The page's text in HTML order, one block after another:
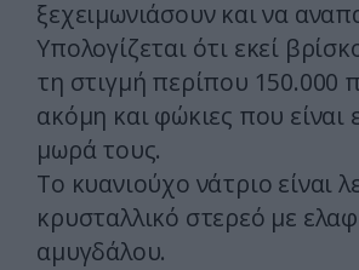
ξεχειμωνιάσουν και να
Υπολογίζεται ότι εκεί
τη στιγμή περίπου 150.000
ακόμη και φώκιες που είναι
μωρά τους.
Το κυανιούχο νάτριο είναι
κρυσταλλικό στερεό με
αμυγδάλου.